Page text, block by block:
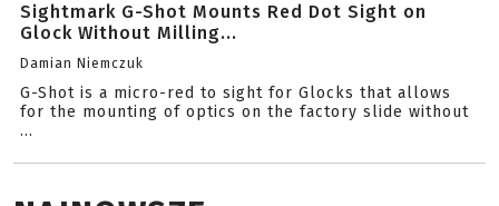
Sightmark G-Shot Mounts Red Dot Sight on
Glock Without Milling...
Damian Niemczuk
G-Shot is a micro-red to sight for Glocks that allows
for the mounting of optics on the factory slide without
...